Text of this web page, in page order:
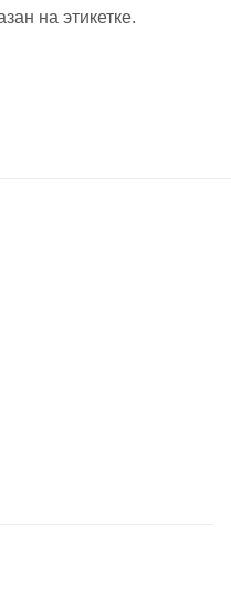
на этикетке.